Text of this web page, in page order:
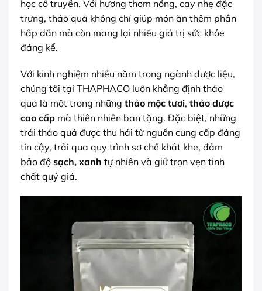
học cổ truyền. Với hương thơm nồng, cay nhẹ đặc
trưng, thảo quả không chỉ giúp món ăn thêm phần
hấp dẫn mà còn mang lại nhiều giá trị sức khỏe
đáng kể.
Với kinh nghiệm nhiều năm trong ngành dược liệu,
chúng tôi tại THAPHACO luôn khẳng định thảo
quả là một trong những thảo mộc tươi, thảo dược
cao cấp mà thiên nhiên ban tặng. Đặc biệt, những
trái thảo quả được thu hái từ nguồn cung cấp đáng
tin cậy, trải qua quy trình sơ chế khắt khe, đảm
bảo độ sạch, xanh tự nhiên và giữ trọn vẹn tinh
chất quý giá.